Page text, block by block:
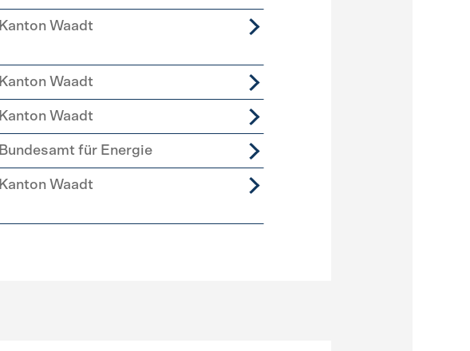
Kanton Waadt
Kanton Waadt
Kanton Waadt
Bundesamt für Energie
Kanton Waadt